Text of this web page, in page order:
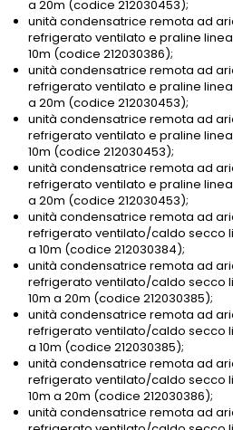
a 20m (codice 212030453);
unità condensatrice remota ad
refrigerato ventilato e praline
10m (codice 212030386);
unità condensatrice remota ad
refrigerato ventilato e praline
a 20m (codice 212030453);
unità condensatrice remota ad
refrigerato ventilato e praline
10m (codice 212030453);
unità condensatrice remota ad
refrigerato ventilato e praline
a 20m (codice 212030453);
unità condensatrice remota ad
refrigerato ventilato/caldo secco
a 10m (codice 212030384);
unità condensatrice remota ad
refrigerato ventilato/caldo secco
10m a 20m (codice 212030385);
unità condensatrice remota ad
refrigerato ventilato/caldo secco
a 10m (codice 212030385);
unità condensatrice remota ad
refrigerato ventilato/caldo secco
10m a 20m (codice 212030386);
unità condensatrice remota ad